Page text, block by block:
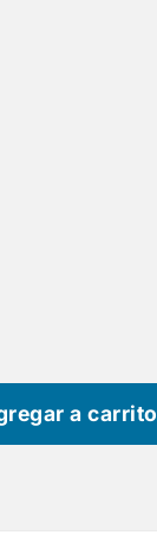
a carrito